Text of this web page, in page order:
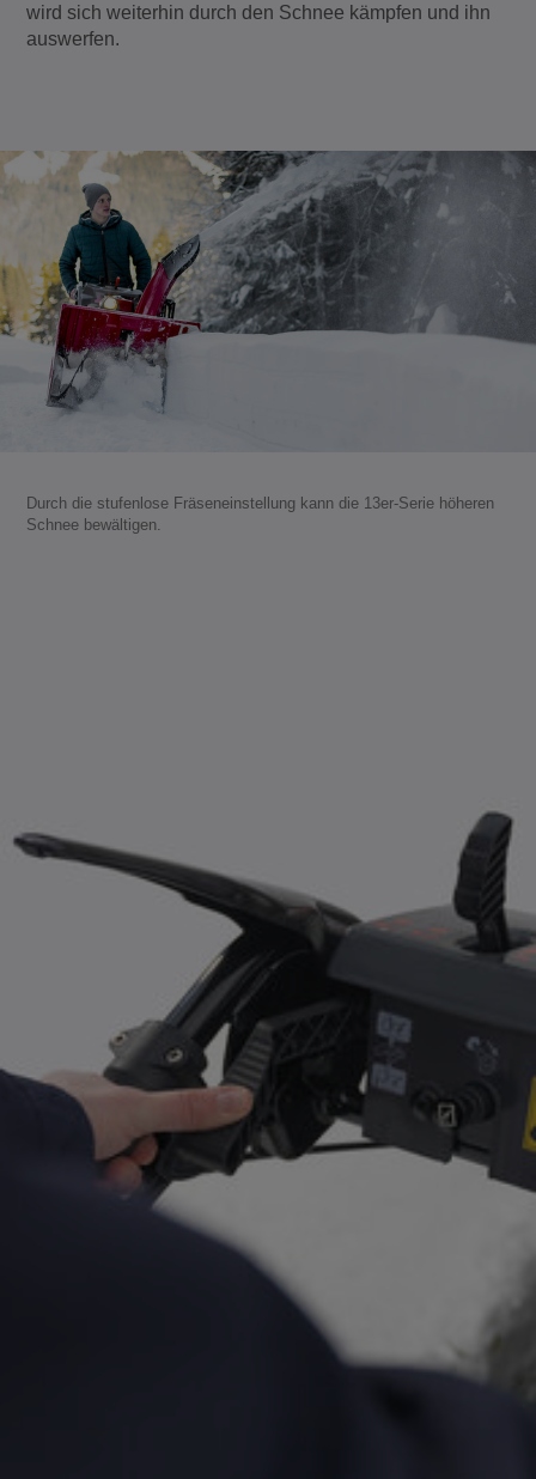
wird sich weiterhin durch den Schnee kämpfen und ihn
auswerfen.
Durch die stufenlose Fräseneinstellung kann die 13er-Serie höheren
Schnee bewältigen.